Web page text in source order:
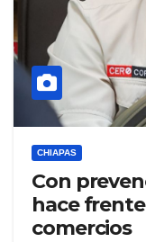
CHIAPAS
Con
hace
comercios